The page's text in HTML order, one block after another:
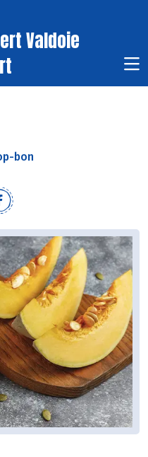
Valdoie
bon